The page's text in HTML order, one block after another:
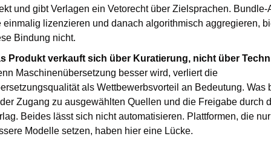
und gibt Verlagen ein Vetorecht über Zielsprachen. Bundle-
einmalig lizenzieren und danach algorithmisch aggregieren,
Bindung nicht.
Produkt verkauft sich über Kuratierung, nicht über
Maschinenübersetzung besser wird, verliert die
als Wettbewerbsvorteil an Bedeutung. Was
Zugang zu ausgewählten Quellen und die Freigabe durch
Beides lässt sich nicht automatisieren. Plattformen, die
Modelle setzen, haben hier eine Lücke.